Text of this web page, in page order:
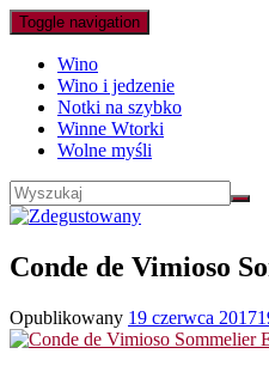
Toggle navigation
Wino
Wino i jedzenie
Notki na szybko
Winne Wtorki
Wolne myśli
Conde de Vimioso
Opublikowany 19 czerwca 2017